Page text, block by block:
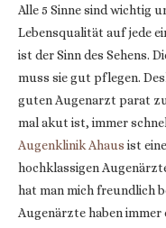
Alle 5 Sinne sind wichtig
Lebensqualität auf jede
ist der Sinn des Sehens.
muss sie gut pflegen.
guten Augenarzt parat
mal akut ist, immer
Augenklinik Ahausist
hochklassigen
hat man mich freundlich
Augenärzte haben